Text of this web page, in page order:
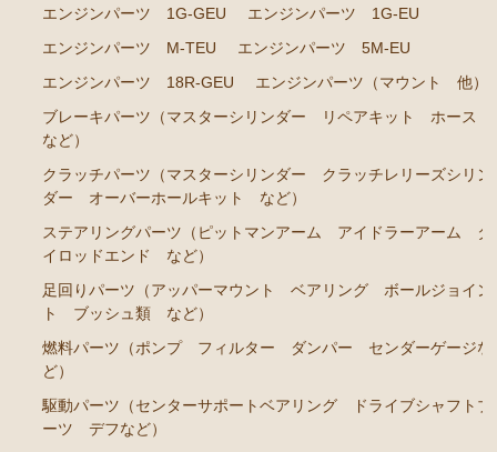
エンジンパーツ（マウント 他）
ブレーキパーツ（マスターシリンダー リペアキッ
ト ホース など）
クラッチパーツ（マスターシリンダー クラッチレリ
ーズシリンダー オーバーホールキット など）
ステアリングパーツ（ピットマンアーム アイドラー
アーム タイロッドエンド など）
足回りパーツ（ベアリング ボールジョイント ブッ
シュ類 など）
クラウン/クラウンマジェスタ JZS14# UZS141 143 147
GS141
エンジンパーツ 2JZ-GE JZS143 JZS145 JZS147 JZ
S149
エンジンパーツ 1JZ-GE JZX141
エンジンパーツ 1G-GEU
エンジンパーツ 1G-EU
エンジンパーツ M-TEU
エンジンパーツ 5M-EU
エンジンパーツ 18R-GEU
エンジンパーツ（マウント 他）
ブレーキパーツ（マスターシリンダー リペアキット ホース
など）
クラッチパーツ（マスターシリンダー クラッチレリーズシリン
ダー オーバーホールキット など）
ステアリングパーツ（ピットマンアーム アイドラーアーム タ
イロッドエンド など）
足回りパーツ（アッパーマウント ベアリング ボールジョイン
ト ブッシュ類 など）
燃料パーツ（ポンプ フィルター ダンパー センダーゲージな
ど）
駆動パーツ（センターサポートベアリング ドライブシャフトブ
ーツ デフなど）